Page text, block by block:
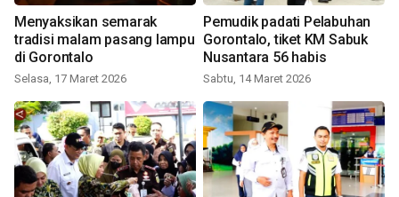
Menyaksikan semarak
tradisi malam pasang lampu
di Gorontalo
Selasa, 17 Maret 2026
Pemudik padati Pelabuhan
Gorontalo, tiket KM Sabuk
Nusantara 56 habis
Sabtu, 14 Maret 2026